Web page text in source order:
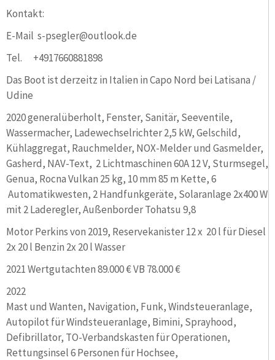
Kontakt:
E-Mail s-psegler@outlook.de
Tel. +4917660881898
Das Boot ist derzeitz in Italien in Capo Nord bei Latisana /
Udine
2020 generalüberholt, Fenster, Sanitär, Seeventile,
Wassermacher, Ladewechselrichter 2,5 kW, Gelschild,
Kühlaggregat, Rauchmelder, NOX-Melder und Gasmelder,
Gasherd, NAV-Text, 2 Lichtmaschinen 60A 12 V, Sturmsegel,
Genua, Rocna Vulkan 25 kg, 10 mm 85 m Kette, 6
Automatikwesten, 2 Handfunkgeräte, Solaranlage 2x400 W
mit 2 Laderegler, Außenborder Tohatsu 9,8
Motor Perkins von 2019, Reservekanister 12 x 20 l für Diesel
2x 20 l Benzin 2x 20 l Wasser
2021 Wertgutachten 89.000 € VB 78.000 €
2022
Mast und Wanten, Navigation, Funk, Windsteueranlage,
Autopilot für Windsteueranlage, Bimini, Sprayhood,
Defibrillator, TO-Verbandskasten für Operationen,
Rettungsinsel 6 Personen für Hochsee,